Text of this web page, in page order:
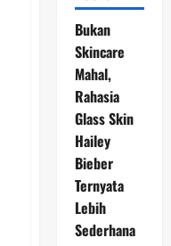
Bukan
Skincare
Mahal,
Rahasia
Glass Skin
Hailey
Bieber
Ternyata
Lebih
Sederhana